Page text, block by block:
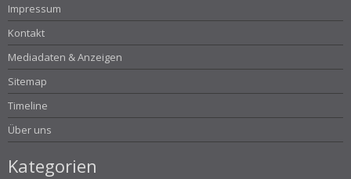
Impressum
Kontakt
Mediadaten & Anzeigen
Sitemap
Timeline
Über uns
Kategorien